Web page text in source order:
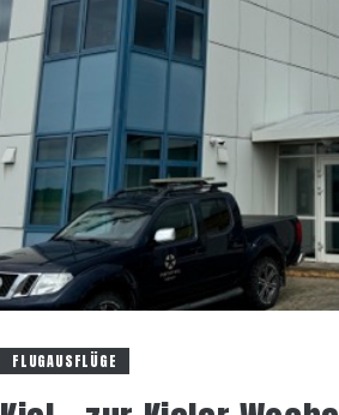
FLUGAUSFLÜGE